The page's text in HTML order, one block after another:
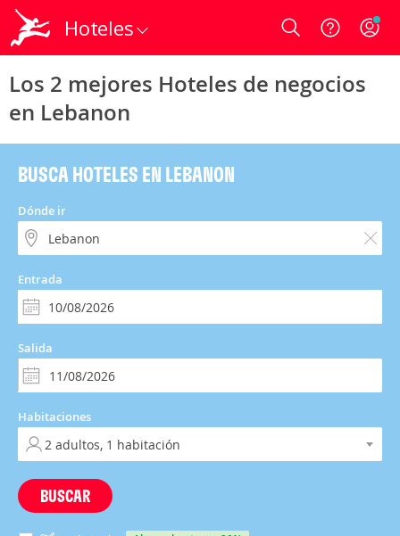
Hoteles Login
Los 2 mejores Hoteles de negocios
en Lebanon
BUSCA HOTELES EN LEBANON
Dónde ir
Entrada
Salida
Habitaciones
BUSCAR